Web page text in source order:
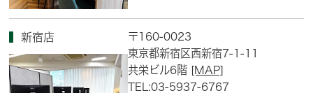
新宿店
〒160-0023
東京都新宿区西新宿7-1-11
共栄ビル6階 [MAP]
TEL:03-5937-6767